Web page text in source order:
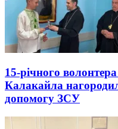
15-річного
Калакайла
допомогу ЗСУ